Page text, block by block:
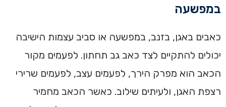
במפשעה
כאבים באגן, בזנב, במפשעה או סביב עצמות הישיבה
יכולים להתקיים לצד כאב גב תחתון. לפעמים מקור
הכאב הוא מפרק הירך, לפעמים עצב, לפעמים שרירי
רצפת האגן, ולעיתים שילוב. כאשר הכאב מחמיר